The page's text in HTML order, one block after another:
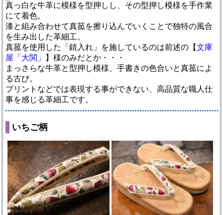
真っ白な牛革に模様を型押しし、その型押し模様を手作業
にて着色。
漆と組み合わせて真菰を擦り込んでいくことで独特の風合
を生み出した革細工。
真菰を使用した「錆入れ」を施しているのは前述の【文庫
屋「大関」
】様のみだとか・・・
まっさらな牛革と型押し模様、手書きの色合いと真菰によ
る古び。
プリントなどでは表現する事ができない、高品質な職人仕
事を感じる革細工です。
いちご柄